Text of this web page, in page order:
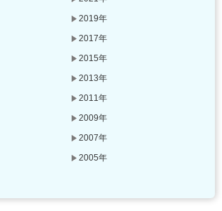
2019年
2017年
2015年
2013年
2011年
2009年
2007年
2005年